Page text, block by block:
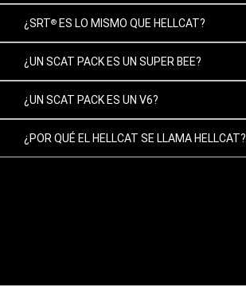
¿SRT® ES LO MISMO QUE HELLCAT?
¿UN SCAT PACK ES UN SUPER BEE?
¿UN SCAT PACK ES UN V6?
¿POR QUÉ EL HELLCAT SE LLAMA HELLCAT?